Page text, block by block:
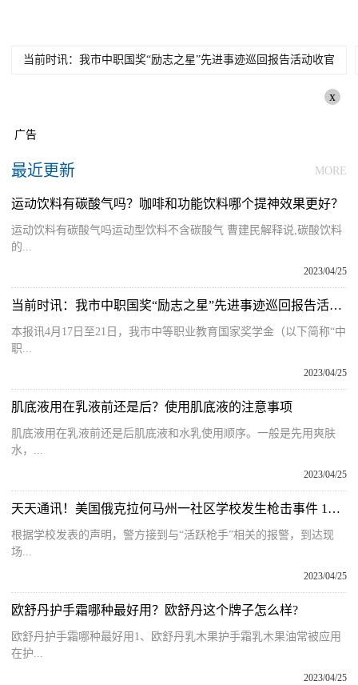
当前时讯：我市中职国奖“励志之星”先进事迹巡回报告活动收官
x
广告
最近更新 MORE
运动饮料有碳酸气吗？咖啡和功能饮料哪个提神效果更好？
运动饮料有碳酸气吗运动型饮料不含碳酸气 曹建民解释说,碳酸饮料
的...
2023/04/25
当前时讯：我市中职国奖“励志之星”先进事迹巡回报告活动收官
本报讯4月17日至21日，我市中等职业教育国家奖学金（以下简称“中
职...
2023/04/25
肌底液用在乳液前还是后？使用肌底液的注意事项
肌底液用在乳液前还是后肌底液和水乳使用顺序。一般是先用爽肤
水，...
2023/04/25
天天通讯！美国俄克拉何马州一社区学校发生枪击事件 1人死亡
根据学校发表的声明，警方接到与“活跃枪手”相关的报警，到达现
场...
2023/04/25
欧舒丹护手霜哪种最好用？欧舒丹这个牌子怎么样?
欧舒丹护手霜哪种最好用1、欧舒丹乳木果护手霜乳木果油常被应用
在护...
2023/04/25